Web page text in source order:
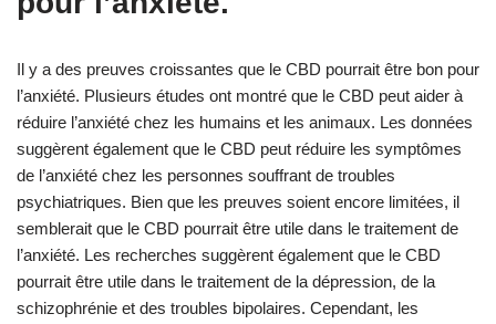
Il y a des preuves croissantes que le CBD pourrait être bon pour
l’anxiété. Plusieurs études ont montré que le CBD peut aider à
réduire l’anxiété chez les humains et les animaux. Les données
suggèrent également que le CBD peut réduire les symptômes
de l’anxiété chez les personnes souffrant de troubles
psychiatriques. Bien que les preuves soient encore limitées, il
semblerait que le CBD pourrait être utile dans le traitement de
l’anxiété. Les recherches suggèrent également que le CBD
pourrait être utile dans le traitement de la dépression, de la
schizophrénie et des troubles bipolaires. Cependant, les